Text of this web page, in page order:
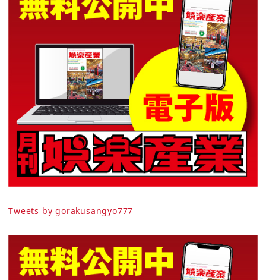
Tweets by gorakusangyo777